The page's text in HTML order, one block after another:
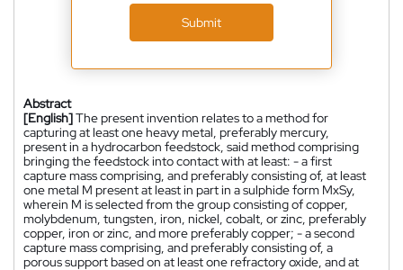
Submit
Abstract
[English]The present invention relates to a method for
capturing at least one heavy metal, preferably mercury,
present in a hydrocarbon feedstock, said method comprising
bringing the feedstock into contact with at least: - a first
capture mass comprising, and preferably consisting of, at least
one metal M present at least in part in a sulphide form MxSy,
wherein M is selected from the group consisting of copper,
molybdenum, tungsten, iron, nickel, cobalt, or zinc, preferably
copper, iron or zinc, and more preferably copper; - a second
capture mass comprising, and preferably consisting of, a
porous support based on at least one refractory oxide, and at